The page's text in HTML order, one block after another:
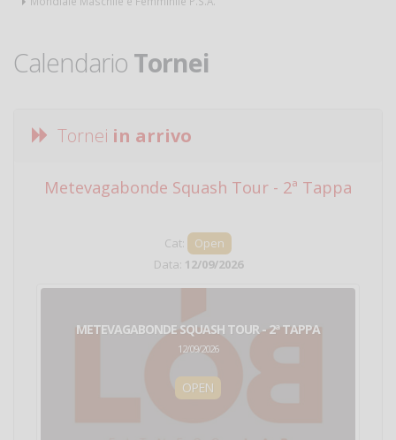
Calendario Tornei
Tornei in arrivo
Metevagabonde Squash Tour - 2ª Tappa
Cat:
Open
Data: 12/09/2026
METEVAGABONDE SQUASH TOUR - 2ª TAPPA
12/09/2026
OPEN